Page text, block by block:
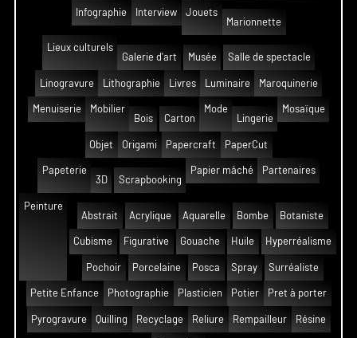
Infographie Interview
Jouets
Marionnette
Lieux culturels
Galerie d'art
Musée Salle de spectacle
Linogravure Lithographie Livres Luminaire Maroquinerie
Menuiserie
Mobilier
Bois
Carton
Mode
Lingerie
Mosaïque
Objet Origami Papercraft PaperCut
Papeterie
3D
Scrapbooking
Papier mâché Partenaires
Peinture
Abstrait
Acrylique Aquarelle Bombe Botaniste
Cubisme Figurative Gouache Huile Hyperréalisme
Pochoir Porcelaine Posca Spray Surréaliste
Petite Enfance Photographie Plasticien Potier Pret à porter
Pyrogravure Quilling Recyclage Reliure Rempailleur Résine